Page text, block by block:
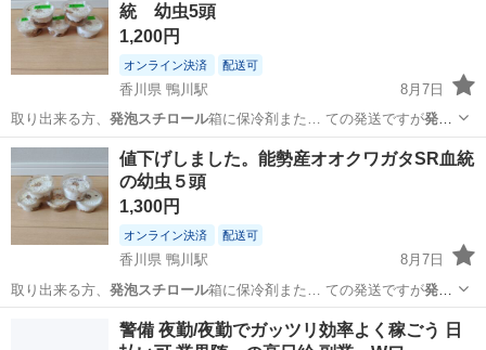
統 幼虫5頭
1,200円
オンライン決済 配送可
香川県 鴨川駅
8月7日
取り出来る方、 発泡スチロール箱に保冷剤また… ての発送ですが発泡
スチロール箱代、保冷剤等…
香川 坂出市 鴨川駅 その他 幼虫
値下げしました。能勢産オオクワガタSR血統
の幼虫５頭
1,300円
オンライン決済 配送可
香川県 鴨川駅
8月7日
取り出来る方、 発泡スチロール箱に保冷剤また… ての発送ですが発泡
スチロール箱代、保冷剤等…
坂出市 鴨川駅 その他
警備 夜勤/夜勤でガッツリ効率よく稼ごう 日